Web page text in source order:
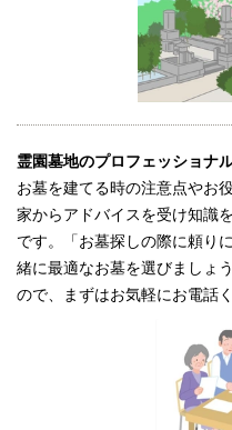
霊園墓地のプロフェッショナ
お墓を建てる時の注意点やお
家からアドバイスを受け知識
です。「お墓探しの際に頼り
緒に最適なお墓を選びましょ
ので、まずはお気軽にお電話く